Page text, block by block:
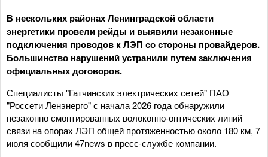
В нескольких районах Ленинградской области
энергетики провели рейды и выявили незаконные
подключения проводов к ЛЭП со стороны провайдеров.
Большинство нарушений устранили путем заключения
официальных договоров.
Специалисты "Гатчинских электрических сетей" ПАО
"Россети Ленэнерго" с начала 2026 года обнаружили
незаконно смонтированных волоконно-оптических линий
связи на опорах ЛЭП общей протяженностью около 180 км, 7
июля сообщили 47news в пресс-службе компании.